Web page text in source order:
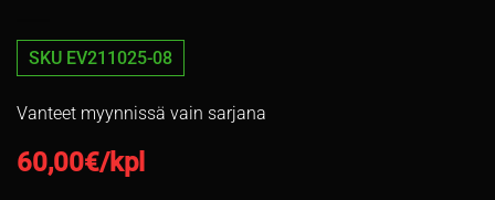
SKU EV211025-08
Vanteet myynnissä vain sarjana
60,00€/kpl